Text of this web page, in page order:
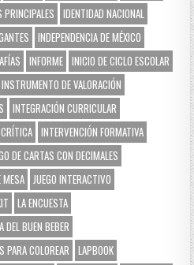
PRINCIPALES
IDENTIDAD NACIONAL
INDEPENDENCIA DE MÉXICO
INFORME INICIO DE CICLO ESCOLAR
INSTRUMENTO DE VALORACIÓN
INTEGRACIÓN CURRICULAR
INTERVENCIÓN FORMATIVA
DE CARTAS CON DECIMALES
MESA JUEGO INTERACTIVO
LA ENCUESTA
DEL BUEN BEBER
PARA COLOREAR
LAPBOOK